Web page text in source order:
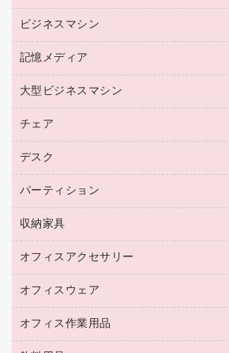
リサイクルトナー（プール方式）
リサイクルインクカートリッジ
プリンタ用リボン
トナーカートリッジ
コピートナー
インクカートリッジ
ワープロ用紙
ラベル用紙
プロッター用紙
ハガキ用紙
その他コピー用紙・プリンタ用紙
コピー用紙
インクジェットプリンタ用紙
パソコン周辺機器
マウスパッド
マウス
パソコンバッグ／収納用品
ネットワーク／ＬＡＮ機器
ネットワーク／ＬＡＮアクセサリー
セキュリティ用品
スマートフォン／モバイル周辺機器
ＵＳＢハブ／ＵＳＢアクセサリー
ＯＡフィルター
ＯＡクリーナー／エアダスター
ビジネスマシン
電話機
レーザープリンタ／複合機
メモリーカード
プロジェクタ
ファクシミリ
デジタルカメラ
スキャナー
コピー機
インクジェットプリンタ／複合機
記憶メディア
ブルーレイディスク
ＣＤ－ＲＷ
ＣＤ－Ｒ
メディア収納用品
大型ビジネスマシン
プリンタ
チェア
応接イス・ベンチ
オフィスチェア
デスク
ミーティングテーブル
デスク
カウンター
パーティション
ホワイトボード・黒板
収納家具
保管庫・書庫
ロッカー・下駄箱
その他収納
オフィスアクセサリー
オフィスアクセサリー
オフィスウェア
医療・介護・ワーキングウェア
ブラウス・シャツ
オフィス作業用品